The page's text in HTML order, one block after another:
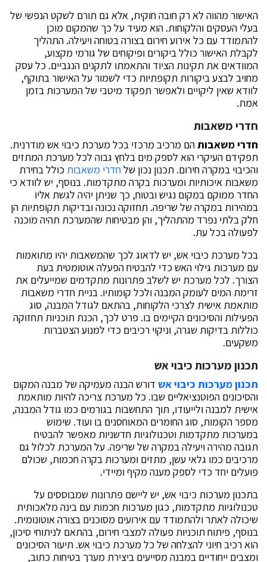
האישור מהווה לא רק חובה חוקית, אלא גם תורם לשקט הנפשי של
בעלי העסקים והלקוחות. הוא מעיד על כך שהמקום מוכן
להתמודד עם כל אירוע חירום בצורה בטוחה ויעילה. התהליך
לקבלת האישור כולל ביקורים ופיקוחים של גורמי מקצוע,
המוודאים את תקינות הציוד והתאמתו לתקנים הנגביים. כל עסק
מחויב לבצע ביקורות תקופתיות כדי לשמור על האישור בתוקף,
לוודא שאין ליקויים ולאפשר תפקוד מיטבי של המערכות בזמן
אמת.
חדרי משאבות
חדרי משאבותהם מרכיב מרכזי בכל מערכת כיבוי אש מודרנית.
תפקידם העיקרי הוא לספק מים בלחץ גבוה לכל מערכת המתזים
והכיבוי במקרה חירום. תכנון נכון של חדרי משאבות כולל בחירת
משאבות איכותיות ומערכות בקרה מתקדמות. בנוסף, יש לוודא כי
החדר ממוקם במקום נגיש ובטוח, כך שניתן יהיה לגשת אליו
במהירות במקרה של שריפה. תחזוקה נכונה ובדיקות תקופתיות הן
חלק בלתי נפרד מהתהליך, והן מבטיחות שהמערכת תהיה מוכנה
לפעולה בכל עת.
בכל מערכת כיבוי אש, יש לדאוג לכך שהמשאבות יהיו מתואמות
עם מערכות גילוי האש כדי להבטיח הפעלה אוטומטית בעת
הצורך. לכל מערכת יש לשלב פתרונות מתקדמים שמייעלים את
זרימת המים לעומק המבנה ולכל קומותיו. בניית חדרי משאבות
מותאמת אישית לצרכי הלקוחות, בהתאם לגודל המבנה, סוג
הפעילות והסיכונים הקיימים בו. פרט לכך, הכנת תוכניות תחזוקה
כוללות בדיקות שגרה, וניקוי רכיבים כדי למנוע הצטברות
משקעים.
תכנון מערכות כיבוי אש
תכנון מערכות כיבוי אש דורש הבנה מעמיקה של מבנה המקום
והסיכונים הפוטנציאליים שבו. כל מערכת צריכה להיות מותאמת
אישית למבנה ולייעודו, תוך התחשבות בגורמים כמו גודל המבנה,
מספר הקומות, סוג החומרים המאוחסנים בו ועוד. שימוש
במערכות מתקדמות וטכנולוגיות חדשניות מאפשר להבטיח
תגובה מהירה ויעילה במקרה של שריפה. על המערכת לכלול גם
מרכיבים כמו גלאי עשן, מתזים ומערכות בקרה חכמות, שכולם
פועלים יחד כדי לספק מענה מקיף ומיידי.
בתכנון מערכות כיבוי אש, יש ליישם פתרונות שמבוססים על
טכנולוגיות מתקדמות, כגון מערכות חכמות עם בינה מלאכותית
שיכולה לאתר ולהתמודד עם אירועים מסוכנים בצורה אוטונומית.
בנוסף, פיתוח תוכניות פעולה למצבי חירום, בהתאם לניתוחי סיכון,
הוא רכיב חיוני להצלחה של כל מערכת כיבוי אש. תיעור הסיכונים
ומצבים ייחודיים במבנה מסייעים ביצירת מערך בטיחות כתוב,